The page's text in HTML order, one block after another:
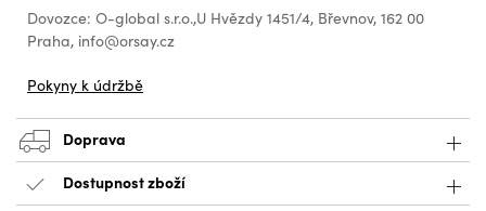
Dovozce: O-global s.r.o.,U Hvězdy 1451/4, Břevnov, 162 00
Praha, info@orsay.cz
Pokyny k údržbě
Doprava
Dostupnost zboží